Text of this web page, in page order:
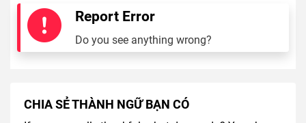
Report Error
Do you see anything wrong?
CHIA SẺ THÀNH NGỮ BẠN CÓ